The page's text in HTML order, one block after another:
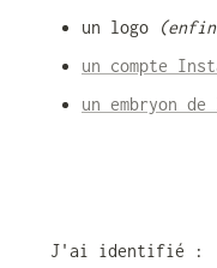
un logo
un compte
un embryon
J'ai identifié :